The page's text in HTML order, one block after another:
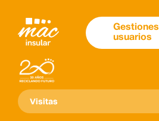
Gestiones
usuarios
Visitas